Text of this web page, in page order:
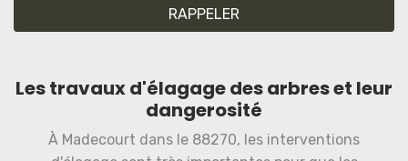
Les travaux d'élagage des arbres et leur
dangerosité
À Madecourt dans le 88270, les interventions